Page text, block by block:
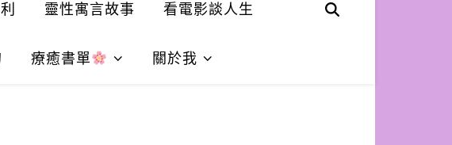
靈性寓言故事 看電影談人生
療癒書單 關於我